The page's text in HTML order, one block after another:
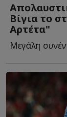
Βίγια το
Αρτέτα"